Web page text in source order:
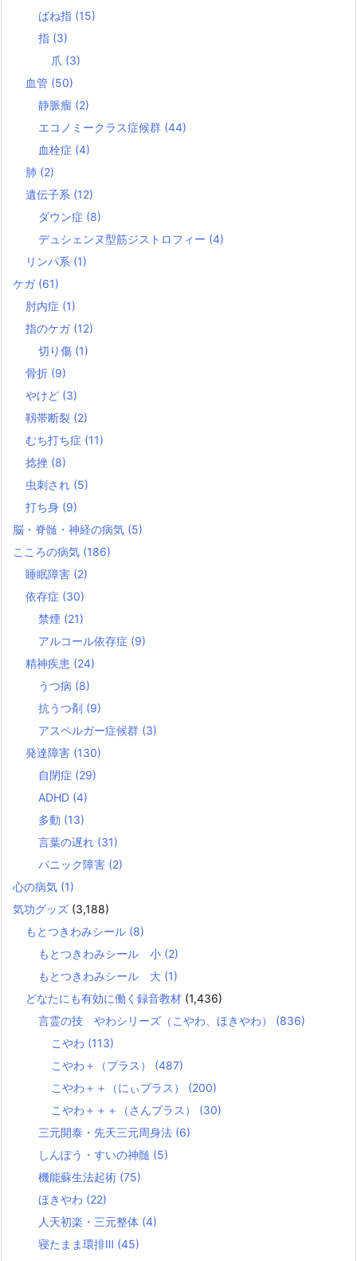
ばね指 (15)
指 (3)
爪 (3)
血管 (50)
静脈瘤 (2)
エコノミークラス症候群 (44)
血栓症 (4)
肺 (2)
遺伝子系 (12)
ダウン症 (8)
デュシェンヌ型筋ジストロフィー (4)
リンパ系 (1)
ケガ (61)
肘内症 (1)
指のケガ (12)
切り傷 (1)
骨折 (9)
やけど (3)
靱帯断裂 (2)
むち打ち症 (11)
捻挫 (8)
虫刺され (5)
打ち身 (9)
脳・脊髄・神経の病気 (5)
こころの病気 (186)
睡眠障害 (2)
依存症 (30)
禁煙 (21)
アルコール依存症 (9)
精神疾患 (24)
うつ病 (8)
抗うつ剤 (9)
アスペルガー症候群 (3)
発達障害 (130)
自閉症 (29)
ADHD (4)
多動 (13)
言葉の遅れ (31)
パニック障害 (2)
心の病気 (1)
気功グッズ (3,188)
もとつきわみシール (8)
もとつきわみシール 小 (2)
もとつきわみシール 大 (1)
どなたにも有効に働く録音教材 (1,436)
言霊の技 やわシリーズ（こやわ、ほきやわ） (836)
こやわ (113)
こやわ＋（プラス） (487)
こやわ＋＋（にぃプラス） (200)
こやわ＋＋＋（さんプラス） (30)
三元開泰・先天三元周身法 (6)
しんぽう・すいの神髄 (5)
機能蘇生法起術 (75)
ほきやわ (22)
人天初楽・三元整体 (4)
寝たまま環排Ⅲ (45)